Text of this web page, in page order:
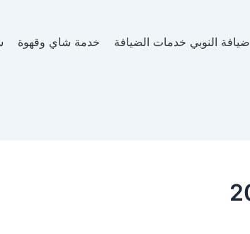
ضيافة النوبي خدمات الضيافة خدمة شاي وقهوة